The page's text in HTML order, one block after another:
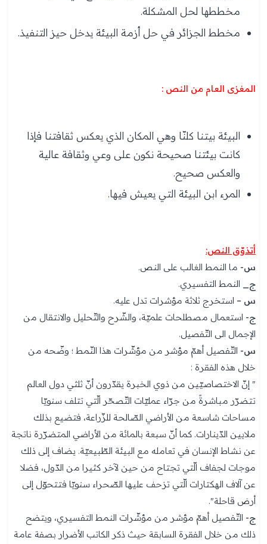
مخططها لحل المشكلة.
مخطط الجزائر في حل أزمة البيئة يدخل حيز التنفيذ.
المغزى العام من النص :
البيئة بيتنا كلنّا وهي المكان الذي يعكس ثقافتنا فإذا
كانت بيئتنا صحيحة نكون على وعي وثقافة عالية
والعكس صحيح.
المرء ابن البيئة التي يعيش فيها.
أتذوّق النص:
س- ما النمط الغالب على النص.
ج_
النمط التفسيري.
س – استخرج ثلاثة مؤشرات تدل عليه.
ج- استعمال مصطلحات علميّة، والشّرح والتّحليل والانتقال من
الإجمال الى التّفصيل.
س- التّفصيل أهمّ مؤشر من مؤشّرات هذا النّمط ؛ وضّحه من
خلال هذه الفقرة :
" إنّ الاختصاصيّين من ذوي الخبرة يقدّرون أنّ ثلثي دول العالم
تتضرّر مباشرةً من جرّاء عمليّات التّصحّر الّتي تتلف سنويّا
مساحات شاسعة من الأراضي الصّالحة للزّراعة، فتضيع بذلك
ملايين الدّينارات. كما أنّ سبعة بالمائة من الأراضي المتضرّرة ناتجة
عن نشاط الإنسان في تعامله مع البيئة الطّبيعيّة. يضاف إلى ذلك
موجات لجفاف الّتي تجتاح من حين لآخر كثيرا من الدّول، فضلا
عن آلاف الهكتارات الّتي تزحف عليها الصّحراء سنويّا فتتحوّل إلى
أرض قاحلة".
ج- التّفصيل أهمّ مؤشر من مؤشّرات النمط التفسيري، ويتضح
ذلك من خلال الفقرة السابقة حيث ذكر الكاتب الأضرار بصفة عامة